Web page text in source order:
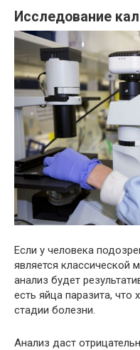
Исследование
Если у человека
является классической
анализ будет
есть яйца паразита, что
стадии болезни.
Анализ даст